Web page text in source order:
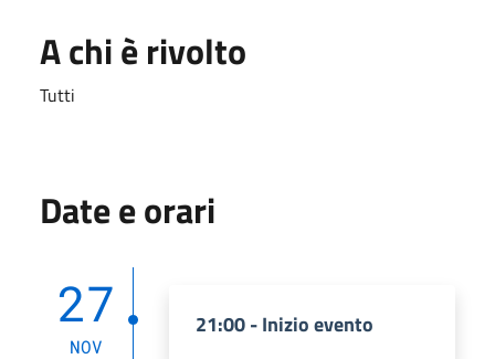
A chi è rivolto
Tutti
Date e orari
27
NOV
21:00 - Inizio evento